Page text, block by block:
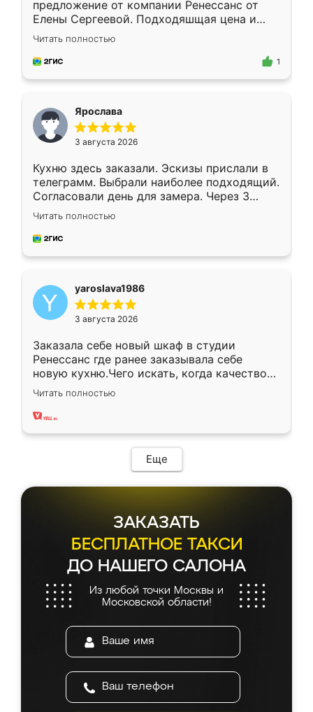
предложение от компании Ренессанс от
Елены Сергеевой. Подходяшщая цена и
короткие сроки изготовления. Приехавший
для замера сотрудник Владислав
предложил по моему эскизу самый
Читать полностью
1
Ярослава
3 августа 2026
Кухню здесь заказали. Эскизы прислали в
телеграмм. Выбрали наиболее подходящий.
Согласовали день для замера. Через 3
недели кухня была уже готова. Остались
довольны работой. Спасибо Ренессанс
мебель за качественную работу!
Читать полностью
yaroslava1986
3 августа 2026
Заказала себе новый шкаф в студии
Ренессанс где ранее заказывала себе
новую кухню.Чего искать, когда качеством
вполне довольна. Служит кухня уже почти
два года, нареканий нет.
Читать полностью
Еще
ЗАКАЗАТЬ
БЕСПЛАТНОЕ ТАКСИ
ДО НАШЕГО САЛОНА
Из любой точки Москвы и
Московской области!